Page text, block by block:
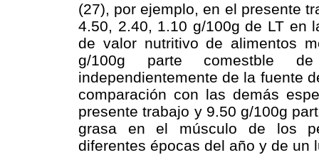
(27), por ejemplo, en el presente
4.50, 2.40, 1.10 g/100g de LT en
de valor nutritivo de alimentos
g/100g parte comestble
independientemente de la fuente
comparación con las demás
presente trabajo y 9.50 g/100g
grasa en el músculo de los
diferentes épocas del año y de un